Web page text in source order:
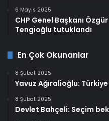
6 Mayıs 2025
CHP Genel Başkanı
Tengioğlu tutuklandı
En Çok Okunanlar
8 Şubat 2025
Yavuz Ağıralioğlu:
8 Şubat 2025
Devlet Bahçeli: Seçim